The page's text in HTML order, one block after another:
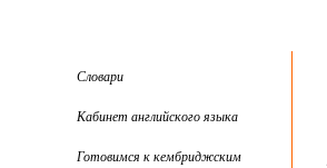
Словари
Кабинет английского языка
Готовимся к кембриджским